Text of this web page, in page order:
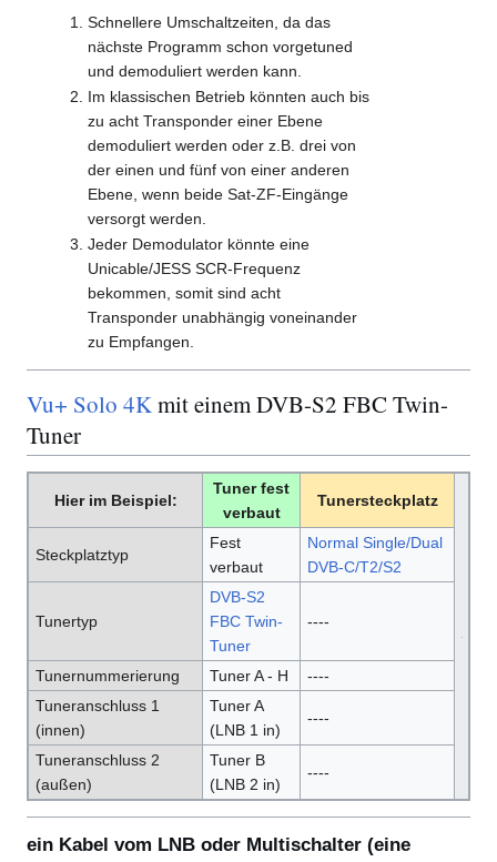
Schnellere Umschaltzeiten, da das
nächste Programm schon vorgetuned
und demoduliert werden kann.
Im klassischen Betrieb könnten auch bis
zu acht Transponder einer Ebene
demoduliert werden oder z.B. drei von
der einen und fünf von einer anderen
Ebene, wenn beide Sat-ZF-Eingänge
versorgt werden.
Jeder Demodulator könnte eine
Unicable/JESS SCR-Frequenz
bekommen, somit sind acht
Transponder unabhängig voneinander
zu Empfangen.
Vu+ Solo 4Kmit einem DVB-S2 FBC Twin-
Tuner
Hier im Beispiel:
Tuner fest
verbaut
Tunersteckplatz
Steckplatztyp
Fest
verbaut
Normal Single/Dual
DVB-C/T2/S2
Tunertyp
DVB-S2
FBC Twin-
Tuner
----
Tunernummerierung Tuner A - H
----
Tuneranschluss 1
(innen)
Tuner A
(LNB 1 in)
----
Tuneranschluss 2
(außen)
Tuner B
(LNB 2 in)
----
ein Kabel vom LNB oder Multischalter (eine